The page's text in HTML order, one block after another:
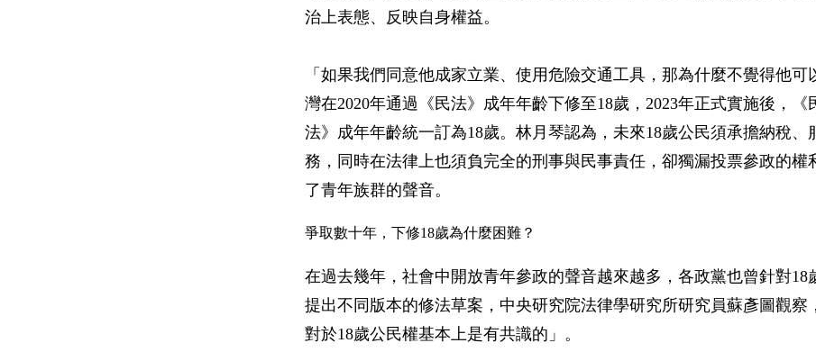
治上表態、反映自身權益。
「如果我們同意他成家立業、使用危險交通工具，那為什麼不覺得他可
灣在2020年通過《民法》成年年齡下修至18歲，2023年正式實施後，《
法》成年年齡統一訂為18歲。林月琴認為，未來18歲公民須承擔納稅、
務，同時在法律上也須負完全的刑事與民事責任，卻獨漏投票參政的權
了青年族群的聲音。
爭取數十年，下修18歲為什麼困難？
在過去幾年，社會中開放青年參政的聲音越來越多，各政黨也曾針對18
提出不同版本的修法草案，中央研究院法律學研究所研究員蘇彥圖觀察
對於18歲公民權基本上是有共識的」。